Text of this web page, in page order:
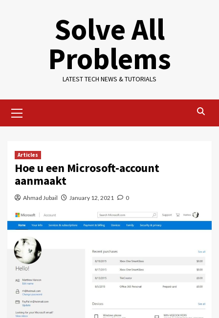
Solve All
Problems
LATEST TECH NEWS & TUTORIALS
Menu
Articles
Hoe u een Microsoft-account
aanmaakt
Ahmad Jubail January 12, 2021 0